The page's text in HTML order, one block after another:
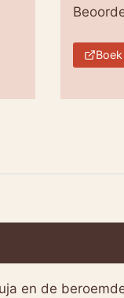
en de